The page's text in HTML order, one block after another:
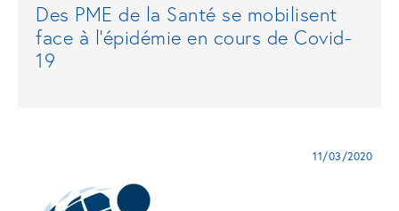
Des PME de la Santé se mobilisent
face à l’épidémie en cours de Covid-
19
11/03/2020